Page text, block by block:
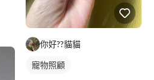
你好??貓貓
寵物照顧